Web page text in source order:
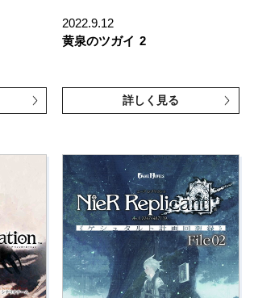
2022.9.12
黄泉のツガイ 2
詳しく見る